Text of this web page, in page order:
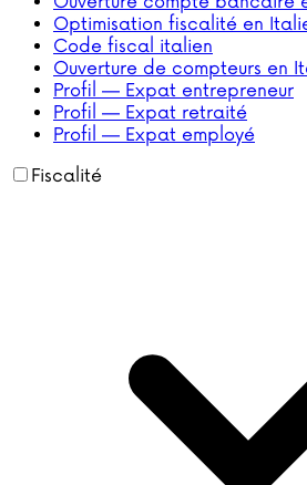
Optimisation fiscalité en
Code fiscal italien
Ouverture de compteurs en
Profil — Expat entrepreneur
Profil — Expat retraité
Profil — Expat employé
Fiscalité